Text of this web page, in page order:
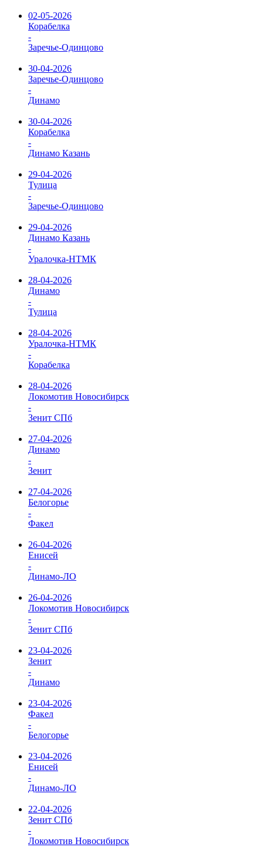
02-05-2026
Корабелка
-
Заречье-Одинцово
30-04-2026
Заречье-Одинцово
-
Динамо
30-04-2026
Корабелка
-
Динамо Казань
29-04-2026
Тулица
-
Заречье-Одинцово
29-04-2026
Динамо Казань
-
Уралочка-НТМК
28-04-2026
Динамо
-
Тулица
28-04-2026
Уралочка-НТМК
-
Корабелка
28-04-2026
Локомотив Новосибирск
-
Зенит СПб
27-04-2026
Динамо
-
Зенит
27-04-2026
Белогорье
-
Факел
26-04-2026
Енисей
-
Динамо-ЛО
26-04-2026
Локомотив Новосибирск
-
Зенит СПб
23-04-2026
Зенит
-
Динамо
23-04-2026
Факел
-
Белогорье
23-04-2026
Енисей
-
Динамо-ЛО
22-04-2026
Зенит СПб
-
Локомотив Новосибирск